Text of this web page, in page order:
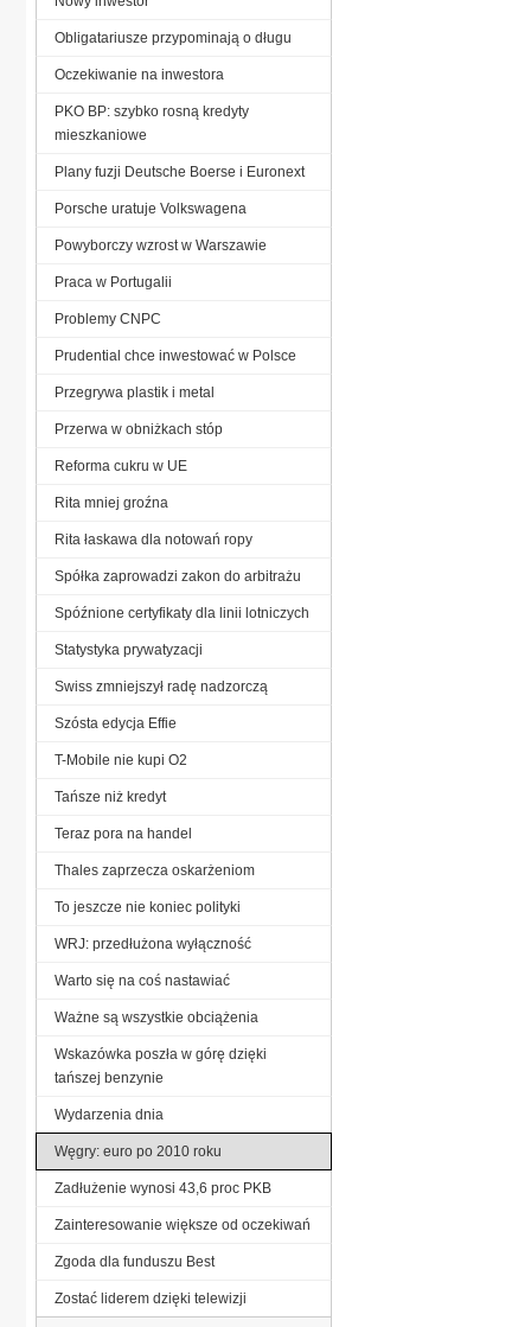
Obligatariusze przypominają o długu
Oczekiwanie na inwestora
PKO BP: szybko rosną kredyty
mieszkaniowe
Plany fuzji Deutsche Boerse i Euronext
Porsche uratuje Volkswagena
Powyborczy wzrost w Warszawie
Praca w Portugalii
Problemy CNPC
Prudential chce inwestować w Polsce
Przegrywa plastik i metal
Przerwa w obniżkach stóp
Reforma cukru w UE
Rita mniej groźna
Rita łaskawa dla notowań ropy
Spółka zaprowadzi zakon do arbitrażu
Spóźnione certyfikaty dla linii lotniczych
Statystyka prywatyzacji
Swiss zmniejszył radę nadzorczą
Szósta edycja Effie
T-Mobile nie kupi O2
Tańsze niż kredyt
Teraz pora na handel
Thales zaprzecza oskarżeniom
To jeszcze nie koniec polityki
WRJ: przedłużona wyłączność
Warto się na coś nastawiać
Ważne są wszystkie obciążenia
Wskazówka poszła w górę dzięki
tańszej benzynie
Wydarzenia dnia
Węgry: euro po 2010 roku
Zadłużenie wynosi 43,6 proc PKB
Zainteresowanie większe od oczekiwań
Zgoda dla funduszu Best
Zostać liderem dzięki telewizji